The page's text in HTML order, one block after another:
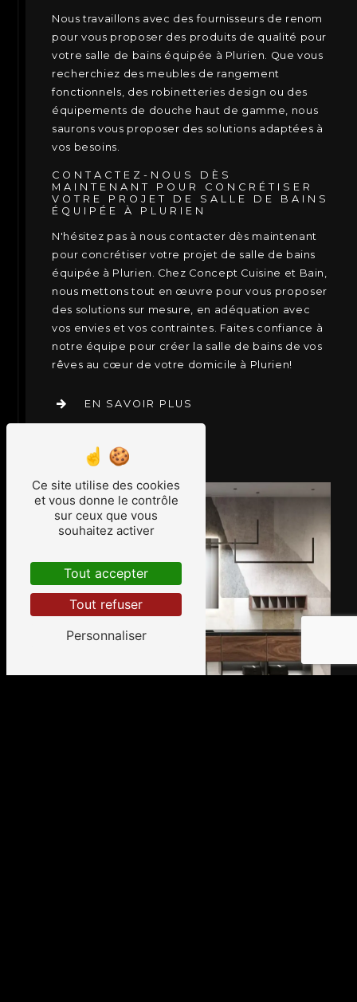
Nous travaillons avec des fournisseurs de renom
pour vous proposer des produits de qualité pour
votre salle de bains équipée à Plurien. Que vous
recherchiez des meubles de rangement
fonctionnels, des robinetteries design ou des
équipements de douche haut de gamme, nous
saurons vous proposer des solutions adaptées à
vos besoins.
CONTACTEZ-NOUS DÈS
MAINTENANT POUR CONCRÉTISER
VOTRE PROJET DE SALLE DE BAINS
ÉQUIPÉE À PLURIEN
N'hésitez pas à nous contacter dès maintenant
pour concrétiser votre projet de salle de bains
équipée à Plurien. Chez Concept Cuisine et Bain,
nous mettons tout en œuvre pour vous proposer
des solutions sur mesure, en adéquation avec
vos envies et vos contraintes. Faites confiance à
notre équipe pour créer la salle de bains de vos
rêves au cœur de votre domicile à Plurien!
EN SAVOIR PLUS
Ce site utilise des cookies
et vous donne le contrôle
sur ceux que vous
souhaitez activer
Tout accepter
Tout refuser
Personnaliser